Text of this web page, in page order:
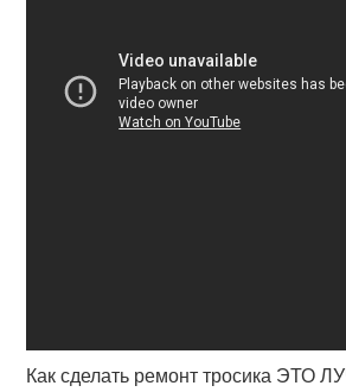
Как сделать ремонт тросика